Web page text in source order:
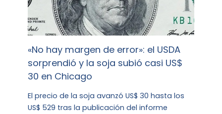
«No hay margen de error»: el USDA
sorprendió y la soja subió casi US$
30 en Chicago
El precio de la soja avanzó US$ 30 hasta los
US$ 529 tras la publicación del informe